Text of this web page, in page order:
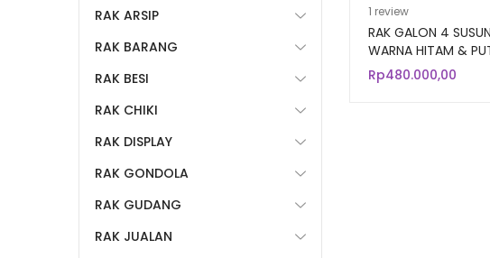
Peringkat
5.00 dari 5
berdasarka
1
penilaian
pelanggan
1 review
RAK GALON 4 SUSUN
WARNA HITAM &
Rak Galon Aqua Air
Minum Mineral
Rp480.000,00
RAK ARSIP
RAK BARANG
RAK BESI
RAK CHIKI
RAK DISPLAY
RAK GONDOLA
RAK GUDANG
RAK JUALAN